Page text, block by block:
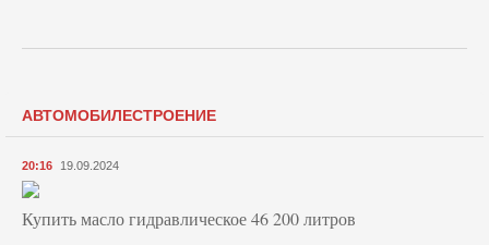
АВТОМОБИЛЕСТРОЕНИЕ
20:16 19.09.2024
Купить масло гидравлическое 46 200 литров